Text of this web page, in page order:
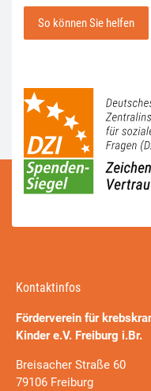
So können Sie helfen
Kontaktinfos
Förderverein für
Kinder e.V. Freiburg i.Br.
Breisacher Straße 60
79106 Freiburg